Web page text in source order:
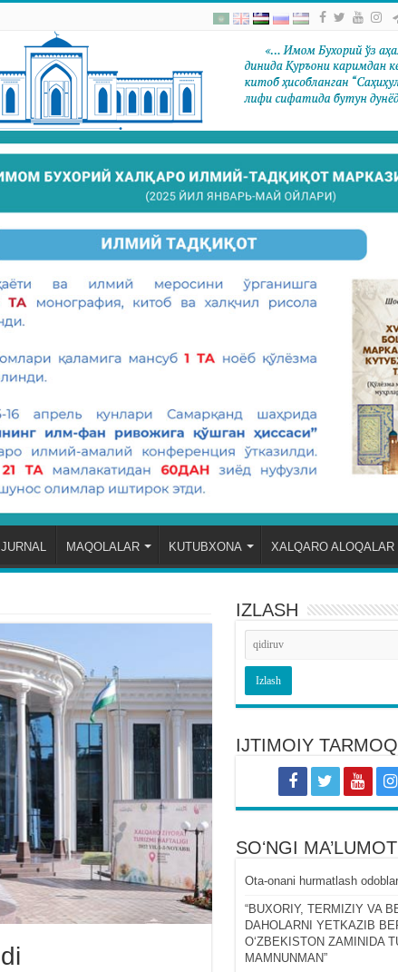
JURNAL MAQOLALAR KUTUBXONA XALQARO ALOQALAR
IZLASH
IJTIMOIY
SOʻNGI
Ota-onani hurmatlash
“BUXORIY, TERMIZIY VA
DAHOLARNI YETKAZIB
OʻZBEKISTON ZAMINIDA
MAMNUNMAN”